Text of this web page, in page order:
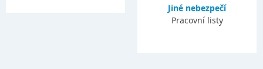
Jiné nebezpečí
Pracovní listy